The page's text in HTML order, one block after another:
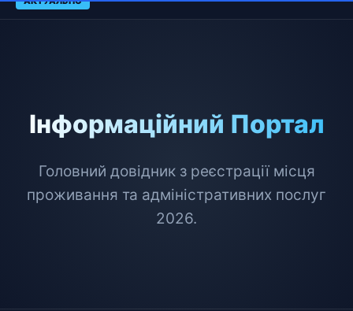
Інформаційний Портал
Головний довідник з реєстрації місця
проживання та адміністративних послуг
2026.